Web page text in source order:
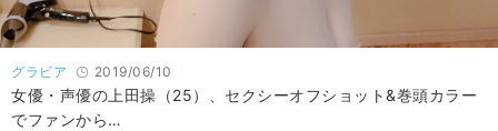
グラビア 2019/06/10
女優・声優の上田操（25）、セクシーオフショット&巻頭カラー
でファンから…